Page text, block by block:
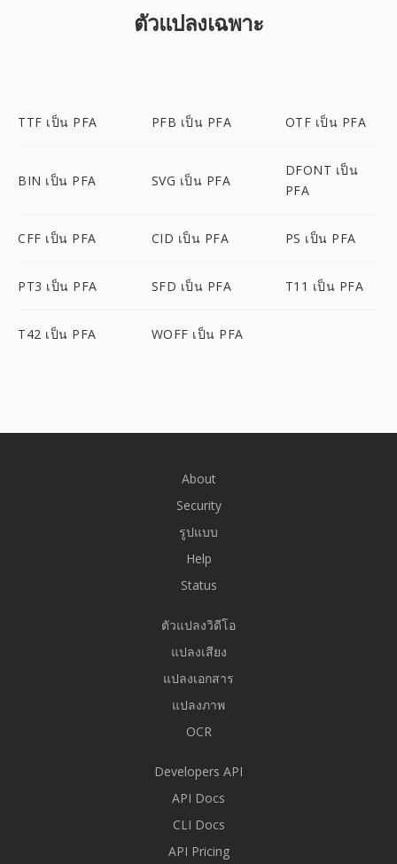
ตัวแปลงเฉพาะ
TTF เป็น PFA PFB เป็น PFA OTF เป็น PFA
BIN เป็น PFA SVG เป็น PFA
DFONT เป็น
PFA
CFF เป็น PFA CID เป็น PFA PS เป็น PFA
PT3 เป็น PFA SFD เป็น PFA T11 เป็น PFA
T42 เป็น PFA WOFF เป็น PFA
About
Security
รูปแบบ
Help
Status
ตัวแปลงวิดีโอ
แปลงเสียง
แปลงเอกสาร
แปลงภาพ
OCR
Developers API
API Docs
CLI Docs
API Pricing